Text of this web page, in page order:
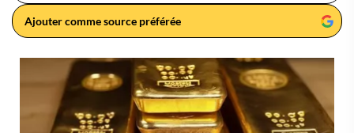
Ajouter comme source préférée